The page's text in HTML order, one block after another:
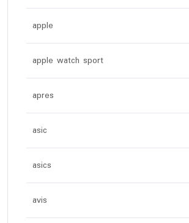
apple
apple watch sport
apres
asic
asics
avis